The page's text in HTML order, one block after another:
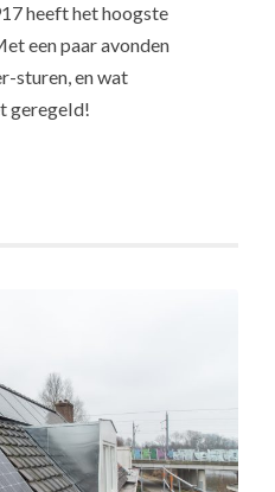
heeft het hoogste
een paar avonden
sturen, en wat
geregeld!